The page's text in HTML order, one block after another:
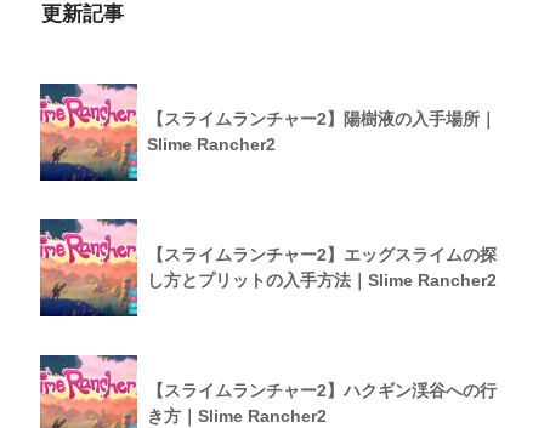
更新記事
【スライムランチャー2】陽樹液の入手場所｜
Slime Rancher2
【スライムランチャー2】エッグスライムの探
し方とプリットの入手方法｜Slime Rancher2
【スライムランチャー2】ハクギン渓谷への行
き方｜Slime Rancher2